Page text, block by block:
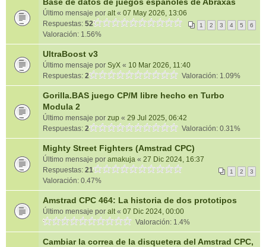
Último mensaje por alt« 07 May 2026, 13:06
Respuestas: 52 1 2 3 4 5 6
Valoración: 1.56%
UltraBoost v3
Último mensaje por SyX « 10 Mar 2026, 11:40
Respuestas: 2 Valoración: 1.09%
Gorilla.BAS juego CP/M libre hecho en Turbo
Modula 2
Último mensaje por zup « 29 Jul 2025, 06:42
Respuestas: 2 Valoración: 0.31%
Mighty Street Fighters (Amstrad CPC)
Último mensaje por amakuja « 27 Dic 2024, 16:37
Respuestas: 21 1 2 3
Valoración: 0.47%
Amstrad CPC 464: La historia de dos prototipos
Último mensaje por alt« 07 Dic 2024, 00:00
Valoración: 1.4%
Cambiar la correa de la disquetera del Amstrad CPC,